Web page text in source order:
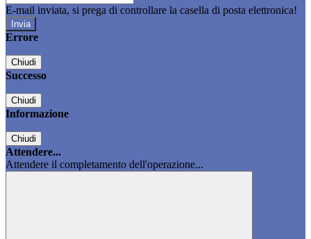
E-mail inviata, si prega di controllare la casella di posta elettronica!
Errore
Chiudi
Successo
Chiudi
Informazione
Chiudi
Attendere...
Attendere il completamento dell'operazione...